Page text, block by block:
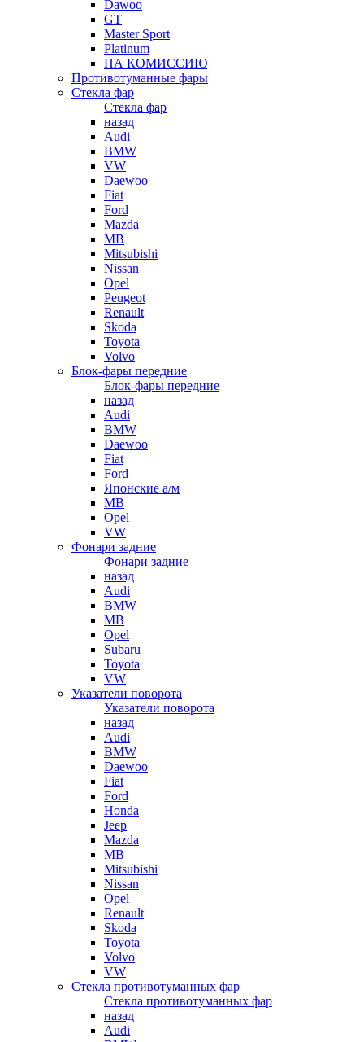
Dawoo
GT
Master Sport
Platinum
НА КОМИССИЮ
Противотуманные фары
Стекла фар
Стекла фар
назад
Audi
BMW
VW
Daewoo
Fiat
Ford
Mazda
MB
Mitsubishi
Nissan
Opel
Peugeot
Renault
Skoda
Toyota
Volvo
Блок-фары передние
Блок-фары передние
назад
Audi
BMW
Daewoo
Fiat
Ford
Японские а/м
MB
Opel
VW
Фонари задние
Фонари задние
назад
Audi
BMW
MB
Opel
Subaru
Toyota
VW
Указатели поворота
Указатели поворота
назад
Audi
BMW
Daewoo
Fiat
Ford
Honda
Jeep
Mazda
MB
Mitsubishi
Nissan
Opel
Renault
Skoda
Toyota
Volvo
VW
Стекла противотуманных фар
Стекла противотуманных фар
назад
Audi